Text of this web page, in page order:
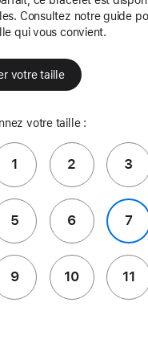
Consultez notre guide
qui vous convient.
votre taille
votre taille :
1 2 3
5 6 7
9 10 11